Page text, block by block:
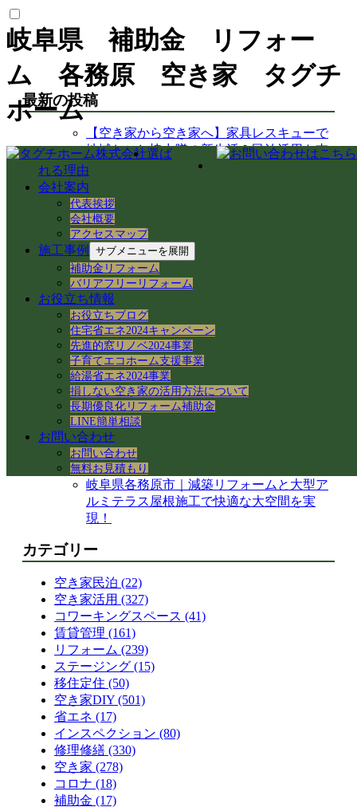
岐阜県 補助金 リフォー
ム 各務原 空き家 タグチ
ホーム
選ば
れる理由
会社案内
代表挨拶
会社概要
アクセスマップ
施工事例
サブメニューを展開
補助金リフォーム
バリアフリーリフォーム
お役立ち情報
お役立ちブログ
住宅省エネ2024キャンペーン
先進的窓リノベ2024事業
子育てエコホーム支援事業
給湯省エネ2024事業
損しない空き家の活用方法について
長期優良化リフォーム補助金
LINE簡単相談
お問い合わせ
お問い合わせ
無料お見積もり
最新の投稿
【空き家から空き家へ】家具レスキューで
地域おこし協力隊の新生活＆民泊活用を支
援！
岐阜県各務原市での空き家売買｜確定測量
と境界杭設置（境界確定）の重要性
岐阜県各務原市｜賃貸住宅の売却準備！退
去前の室内確認と修繕のご相談
岐阜市のアパートでシャワーホースを交
換！アダプター適合の注意点と水漏れ対策
岐阜県各務原市の空き家・賃貸管理｜入居
者募集とDIY補修のリアル
【岐阜県各務原市】事務所の大掃除＆床ワ
ックス掛けを実施！綺麗な職場環境を保つ
手順とコツ
岐阜県各務原市｜減築リフォームとテラス
屋根下の土間コンクリート工事
【岐阜県】命を守る木造住宅の耐震改修
へ！新県庁での講習会参加レポート
岐阜市で築50年の空き家をどう活用する？
民泊・レンタルキッチン・グループホーム
等の最新事例と注意点
岐阜県各務原市｜減築リフォームと大型ア
ルミテラス屋根施工で快適な大空間を実
現！
カテゴリー
空き家民泊 (22)
空き家活用 (327)
コワーキングスペース (41)
賃貸管理 (161)
リフォーム (239)
ステージング (15)
移住定住 (50)
空き家DIY (501)
省エネ (17)
インスペクション (80)
修理修繕 (330)
空き家 (278)
コロナ (18)
補助金 (17)